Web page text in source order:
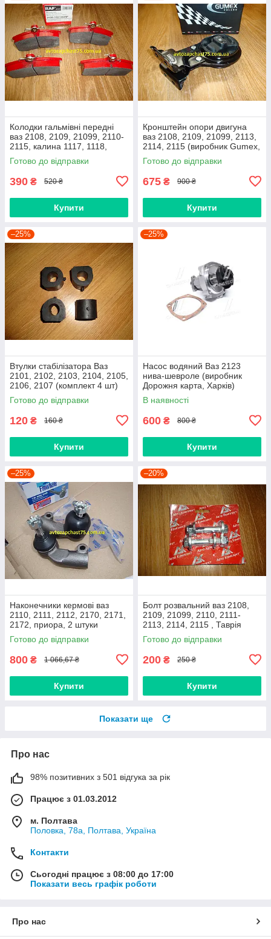
Колодки гальмівні передні
ваз 2108, 2109, 21099, 2110-
2115, калина 1117, 1118,
1119, приора 2170 (Raf,
Латвія)
Готово до відправки
390 ₴ 520 ₴
Купити
Кронштейн опори двигуна
ваз 2108, 2109, 21099, 2113,
2114, 2115 (виробник Gumex,
Польща)
Готово до відправки
675 ₴ 900 ₴
Купити
–25%
Втулки стабілізатора Ваз
2101, 2102, 2103, 2104, 2105,
2106, 2107 (комплект 4 шт)
виробник Gumex, Польща
Готово до відправки
120 ₴ 160 ₴
Купити
–25%
Насос водяний Ваз 2123
нива-шевроле (виробник
Дорожня карта, Харків)
В наявності
600 ₴ 800 ₴
Купити
–25%
Наконечники кермові ваз
2110, 2111, 2112, 2170, 2171,
2172, приора, 2 штуки
(виробник Finwhale,
Німеччина)
Готово до відправки
800 ₴ 1 066,67 ₴
Купити
–20%
Болт розвальний ваз 2108,
2109, 21099, 2110, 2111-
2113, 2114, 2115 , Таврія
М12х60, стойки передньої
(Авто Комплект)
Готово до відправки
200 ₴ 250 ₴
Купити
Показати ще
Про нас
98% позитивних з 501 відгука за рік
Працює з 01.03.2012
м. Полтава
Половка, 78а, Полтава, Україна
Контакти
Сьогодні працює з 08:00 до 17:00
Показати весь графік роботи
Про нас